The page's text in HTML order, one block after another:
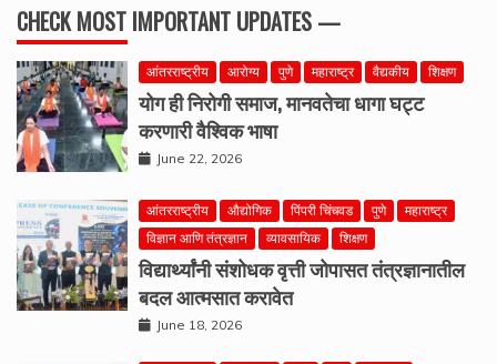
CHECK MOST IMPORTANT UPDATES —
आंतरराष्ट्रीय आरोग्य पुणे महाराष्ट्र वैद्यकीय शिक्षण
योग ही निरोगी समाज, मानवतेचा धागा घट्ट
करणारी वैश्विक भाषा
June 22, 2026
आंतरराष्ट्रीय औद्योगिक पिंपरी चिंचवड पुणे
महाराष्ट्र
विज्ञान आणि तंत्रज्ञान
व्यावसायिक शिक्षण
विद्यार्थ्यांनी संशोधक वृत्ती जोपासत तंत्रज्ञानातील
बदल आत्मसात करावेत
June 18, 2026